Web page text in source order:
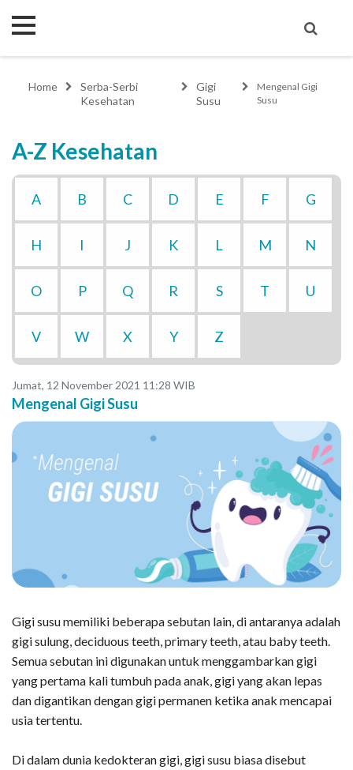
Home
Serba-Serbi
Kesehatan
Gigi
Susu
Mengenal Gigi
Susu
A-Z Kesehatan
A B C D E F G
H I J K L M N
O P Q R S T U
V W X Y Z
Jumat, 12 November 2021 11:28 WIB
Mengenal Gigi Susu
Gigi susu memiliki beberapa sebutan lain, di antaranya adalah
gigi sulung, deciduous teeth, primary teeth, atau baby teeth.
Semua sebutan ini digunakan untuk menggambarkan gigi
yang pertama kali tumbuh pada anak, gigi yang akan lepas
dan digantikan dengan gigi permanen ketika anak mencapai
usia tertentu.
Di dalam dunia kedokteran gigi, gigi susu biasa disebut